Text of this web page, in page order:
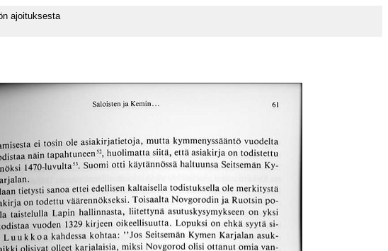
ajoituksesta